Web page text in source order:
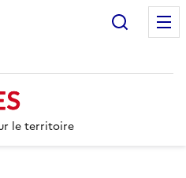
le territoire